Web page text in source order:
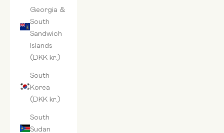
Georgia &
South
Sandwich
Islands
(DKK kr.)
South
Korea
(DKK kr.)
South
Sudan